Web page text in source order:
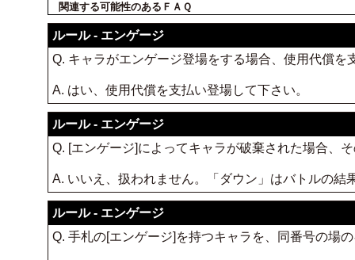
関連する可能性のあるＦＡＱ
ルール - エンゲージ
Q. キャラがエンゲージ登場をする場合、使用代償を
A. はい、使用代償を支払い登場して下さい。
ルール - エンゲージ
Q. [エンゲージ]によってキャラが破棄された場合、
A. いいえ、扱われません。「ダウン」はバトルの結
ルール - エンゲージ
Q. 手札の[エンゲージ]を持つキャラを、同番号の場